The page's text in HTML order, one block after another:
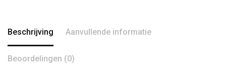
Beschrijving Aanvullende informatie
Beoordelingen (0)